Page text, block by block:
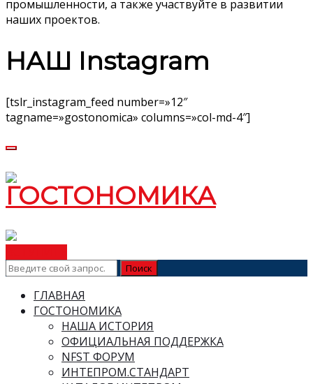
промышленности, а также участвуйте в развитии
наших проектов.
НАШ Instagram
[tslr_instagram_feed number=»12″
tagname=»gostonomica» columns=»col-md-4″]
ГЛАВНАЯ
ГОСТОНОМИКА
НАША ИСТОРИЯ
ОФИЦИАЛЬНАЯ ПОДДЕРЖКА
NFST ФОРУМ
ИНТЕПРОМ.СТАНДАРТ